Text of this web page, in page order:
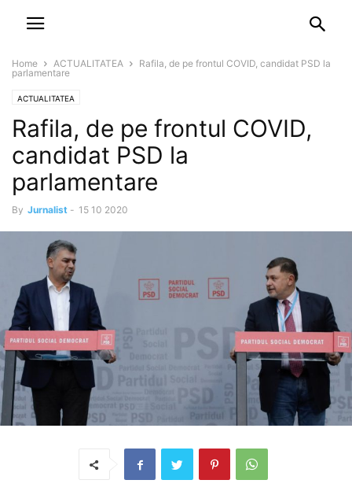
Home ACTUALITATEA
Rafila, de pe frontul COVID, candidat PSD la
parlamentare
ACTUALITATEA
Rafila, de pe frontul COVID,
candidat PSD la
parlamentare
By Jurnalist - 15 10 2020